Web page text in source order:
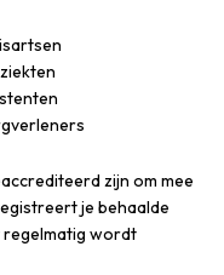
zijn om mee
je behaalde
wordt